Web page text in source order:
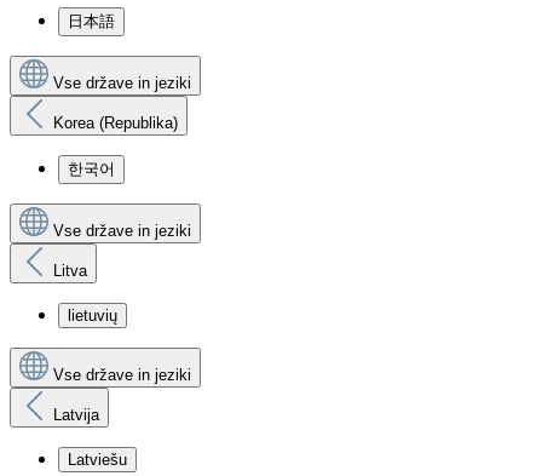
日本語
Vse države in jeziki
Korea (Republika)
한국어
Vse države in jeziki
Litva
lietuvių
Vse države in jeziki
Latvija
Latviešu